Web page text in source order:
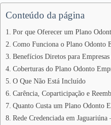
Conteúdo da página
Por que Oferecer um Plano
Como Funciona o Plano Odonto
Benefícios Diretos para
Coberturas do Plano Odonto
O Que Não Está Incluído
Carência, Coparticipação e
Quanto Custa um Plano Odonto
Rede Credenciada em Jaguariúna